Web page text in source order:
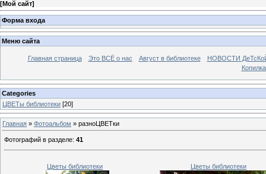
[Мой сайт]
Форма входа
Меню сайта
Главная страница Это ВСЁ о нас Август в библиотеке
НОВОСТИ
Categories
ЦВЕТы библиотеки [20]
Главная » Фотоальбом » разноЦВЕТки
Фотографий в разделе: 41
Цветы библиотеки Цветы библиотеки